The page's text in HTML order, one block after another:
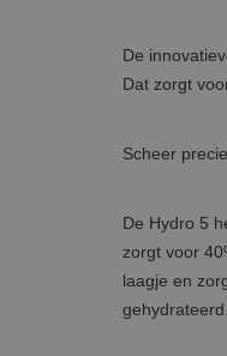
De
Dat zorgt
Scheer
De Hydro 5
zorgt voor
laagje en
gehydrateerd.